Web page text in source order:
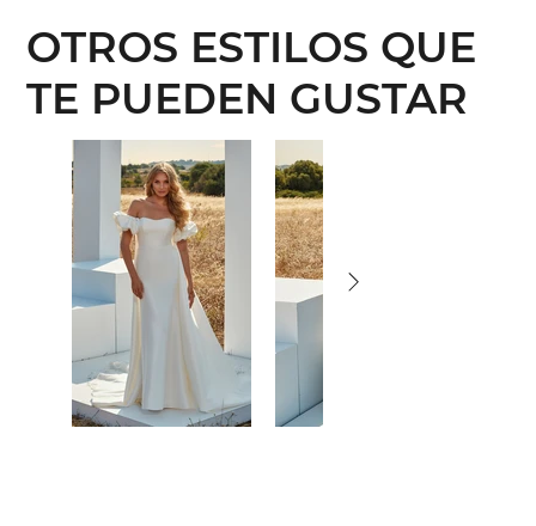
OTROS ESTILOS QUE
TE PUEDEN GUSTAR